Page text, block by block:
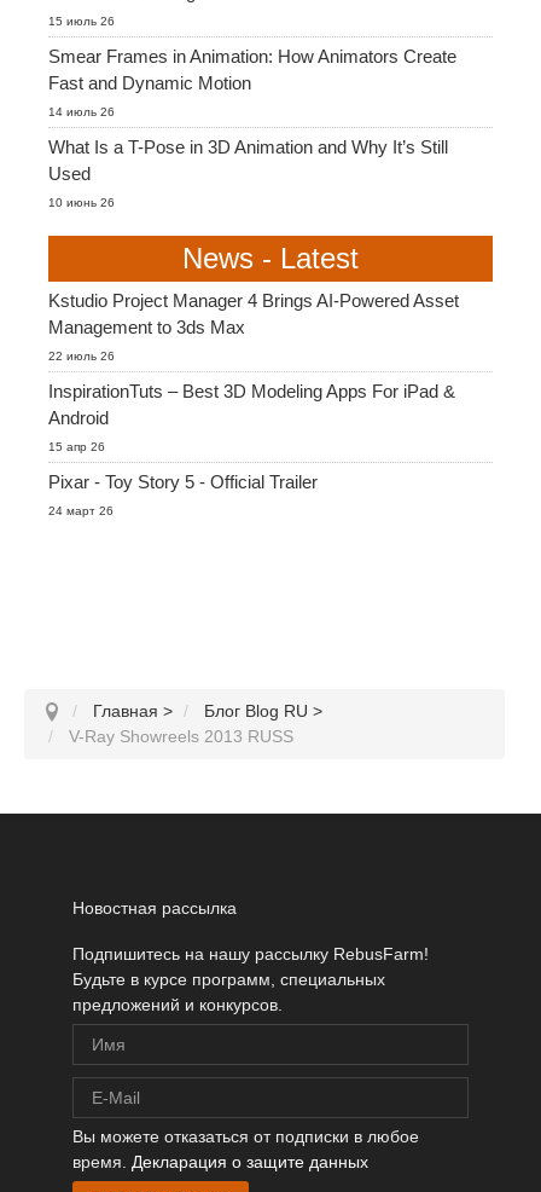
Rhino
15 июль 26
Smear Frames in Animation: How Animators Create
Fast and Dynamic Motion
14 июль 26
What Is a T-Pose in 3D Animation and Why It’s Still
Used
10 июнь 26
News - Latest
Kstudio Project Manager 4 Brings AI-Powered Asset
Management to 3ds Max
22 июль 26
InspirationTuts – Best 3D Modeling Apps For iPad &
Android
15 апр 26
Pixar - Toy Story 5 - Official Trailer
24 март 26
Главная > Блог Blog RU >
V-Ray Showreels 2013 RUSS
Новостная рассылка
Подпишитесь на нашу рассылку RebusFarm!
Будьте в курсе программ, специальных
предложений и конкурсов.
Вы можете отказаться от подписки в любое
время. Декларация о защите данных